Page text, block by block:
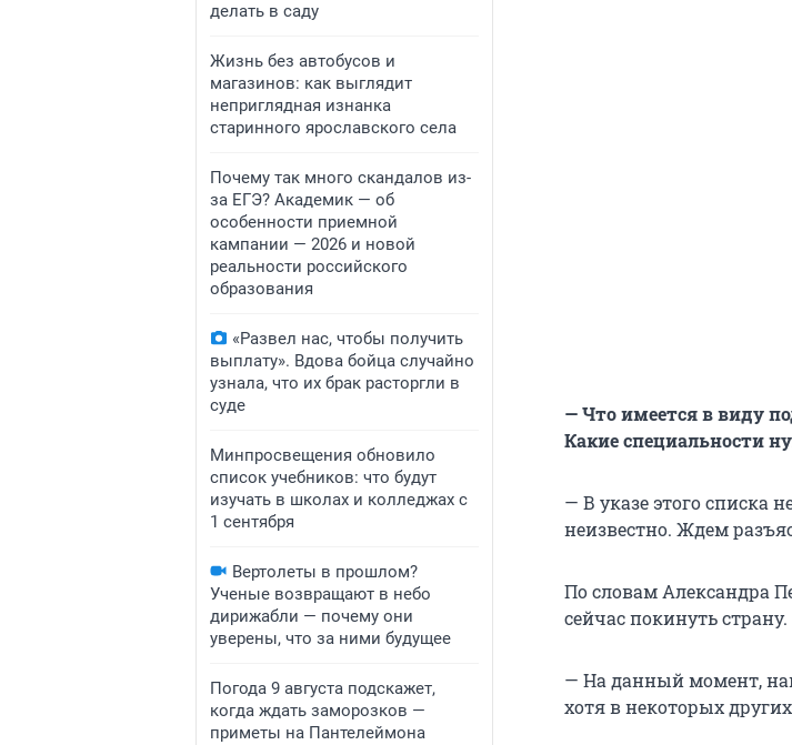
делать в саду
Жизнь без автобусов и
магазинов: как выглядит
неприглядная изнанка
старинного ярославского села
Почему так много скандалов из-
за ЕГЭ? Академик — об
особенности приемной
кампании — 2026 и новой
реальности российского
образования
«Развел нас, чтобы получить
выплату». Вдова бойца случайно
узнала, что их брак расторгли в
суде
Минпросвещения обновило
список учебников: что будут
изучать в школах и колледжах с
1 сентября
Вертолеты в прошлом?
Ученые возвращают в небо
дирижабли — почему они
уверены, что за ними будущее
Погода 9 августа подскажет,
когда ждать заморозков —
приметы на Пантелеймона
— Что имеется в виду
Какие специальности
— В указе этого списка
неизвестно. Ждем
По словам Александра
сейчас покинуть страну.
— На данный момент,
хотя в некоторых